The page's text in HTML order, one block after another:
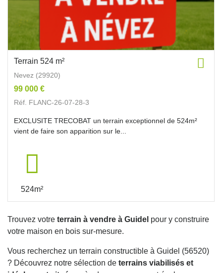
Terrain 524 m²
Nevez (29920)
99 000 €
Réf. FLANC-26-07-28-3
EXCLUSITE TRECOBAT un terrain exceptionnel de 524m²
vient de faire son apparition sur le...
524m²
Trouvez votre terrain à vendre à Guidel pour y construire
votre maison en bois sur-mesure.
Vous recherchez un terrain constructible à Guidel (56520)
? Découvrez notre sélection de terrains viabilisés et